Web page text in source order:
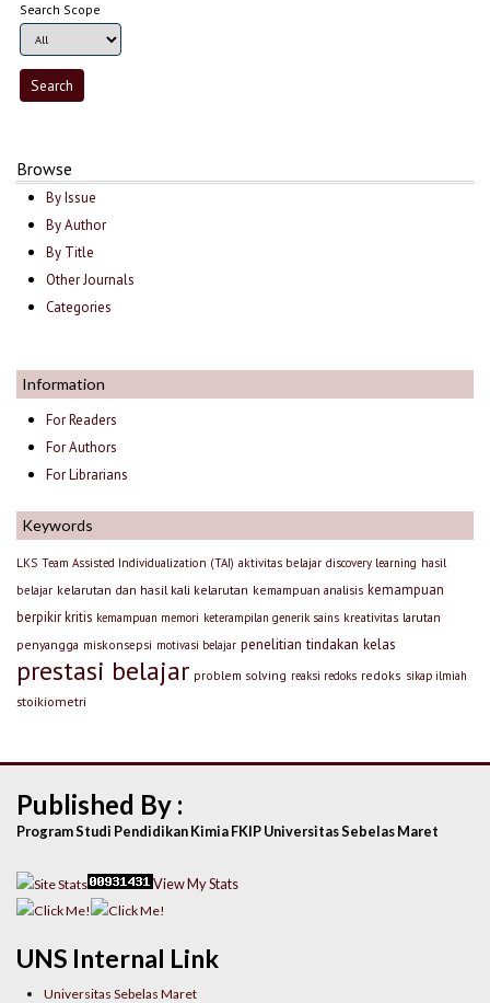
Search Scope
Browse
By Issue
By Author
By Title
Other Journals
Categories
Information
For Readers
For Authors
For Librarians
Keywords
LKS Team Assisted Individualization (TAI) aktivitas belajar discovery learning hasil
belajar kelarutan dan hasil kali kelarutan kemampuan analisis kemampuan
berpikir kritis kemampuan memori keterampilan generik sains kreativitas larutan
penyangga miskonsepsi motivasi belajar penelitian tindakan kelas
prestasi belajar problem solving reaksi redoks redoks sikap ilmiah
stoikiometri
UNS Internal Link
Universitas Sebelas Maret
Published By :
Program Studi Pendidikan Kimia FKIP Universitas Sebelas Maret
View My Stats